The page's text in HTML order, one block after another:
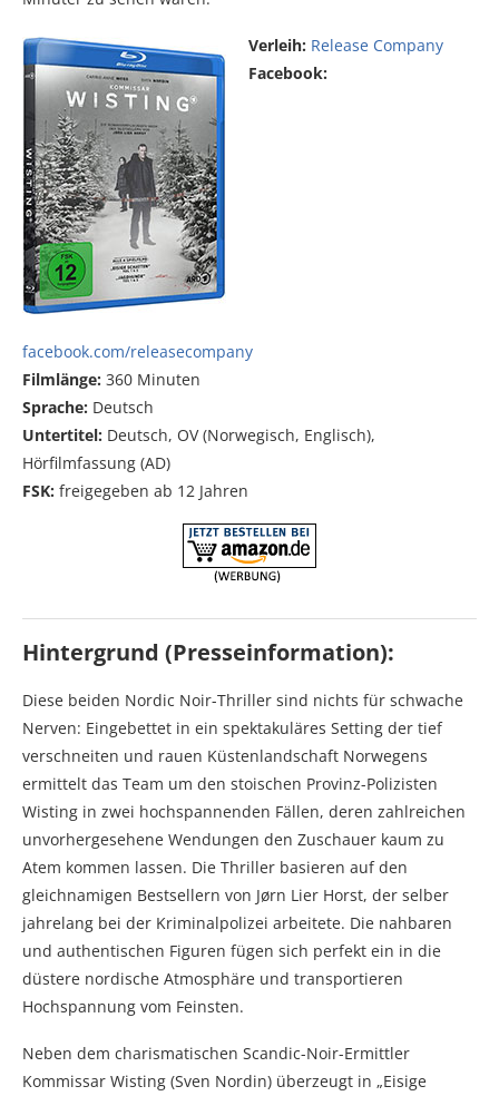
Verleih: Release Company
Facebook:
facebook.com/releasecompany
Filmlänge: 360 Minuten
Sprache: Deutsch
Untertitel: Deutsch, OV (Norwegisch, Englisch),
Hörfilmfassung (AD)
FSK: freigegeben ab 12 Jahren
Hintergrund (Presseinformation):
Diese beiden Nordic Noir-Thriller sind nichts für schwache
Nerven: Eingebettet in ein spektakuläres Setting der tief
verschneiten und rauen Küstenlandschaft Norwegens
ermittelt das Team um den stoischen Provinz-Polizisten
Wisting in zwei hochspannenden Fällen, deren zahlreichen
unvorhergesehene Wendungen den Zuschauer kaum zu
Atem kommen lassen. Die Thriller basieren auf den
gleichnamigen Bestsellern von Jørn Lier Horst, der selber
jahrelang bei der Kriminalpolizei arbeitete. Die nahbaren
und authentischen Figuren fügen sich perfekt ein in die
düstere nordische Atmosphäre und transportieren
Hochspannung vom Feinsten.
Neben dem charismatischen Scandic-Noir-Ermittler
Kommissar Wisting (Sven Nordin) überzeugt in „Eisige